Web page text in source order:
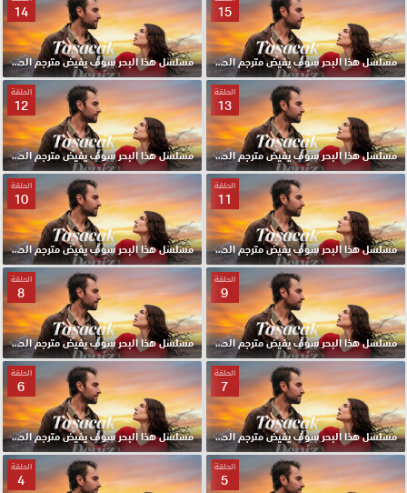
15
مسلسل هذا البحر سوف يفيض مترجم الحلقة 15 HD
14
مسلسل هذا البحر سوف يفيض مترجم الحلقة 14 HD
الحلقة
13
مسلسل هذا البحر سوف يفيض مترجم الحلقة 13 HD
الحلقة
12
مسلسل هذا البحر سوف يفيض مترجم الحلقة 12 HD
الحلقة
11
مسلسل هذا البحر سوف يفيض مترجم الحلقة 11 HD
الحلقة
10
مسلسل هذا البحر سوف يفيض مترجم الحلقة 10 HD
الحلقة
9
مسلسل هذا البحر سوف يفيض مترجم الحلقة 9 HD
الحلقة
8
مسلسل هذا البحر سوف يفيض مترجم الحلقة 8 HD
الحلقة
7
مسلسل هذا البحر سوف يفيض مترجم الحلقة 7 HD
الحلقة
6
مسلسل هذا البحر سوف يفيض مترجم الحلقة 6 HD
الحلقة
5
الحلقة
4